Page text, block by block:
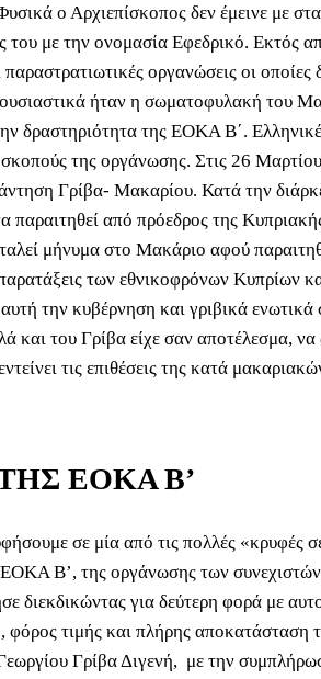
ο Αρχιεπίσκοπος δεν έμεινε με
με την ονομασία Εφεδρικό. Εκτός
οργανώσεις οι
ήταν η σωματοφυλακή του
δραστηριότητα της ΕΟΚΑ Β΄.
της οργάνωσης. Στις 26
Γρίβα- Μακαρίου. Κατά την
παραιτηθεί από πρόεδρος της
μήνυμα στο Μακάριο αφού
των εθνικοφρόνων Κυπρίων
την κυβέρνηση και γριβικά
και του Γρίβα είχε σαν αποτέλεσμα, να
τις επιθέσεις της κατά
ΕΟΚΑ Β’
σε μία από τις πολλές «κρυφές
ΕΟΚΑ Β’, της οργάνωσης των
διεκδικώντας για δεύτερη φορά με
τιμής και πλήρης αποκατάσταση
Γρίβα Διγενή, με την